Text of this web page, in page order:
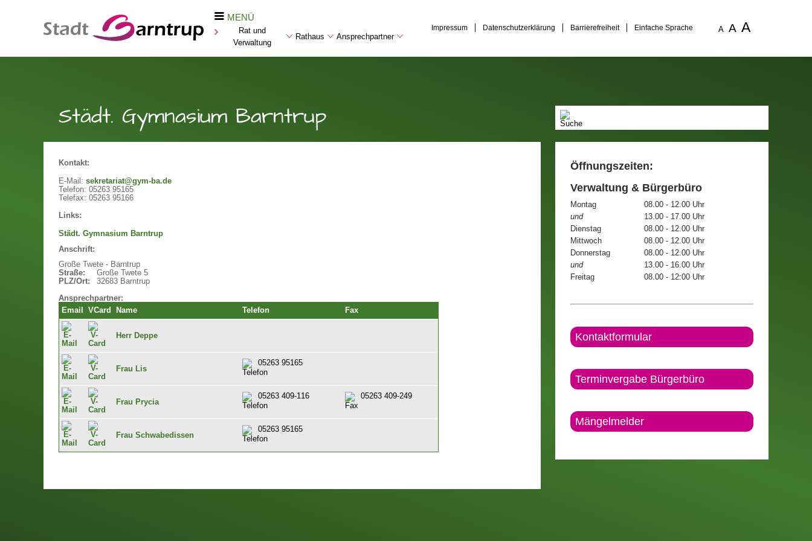
MENÜ
Rat und
Verwaltung
Rathaus Ansprechpartner
Impressum Datenschutzerklärung Barrierefreiheit Einfache Sprache A A A
Städt. Gymnasium Barntrup
Kontakt:
E-Mail: sekretariat@gym-ba.de
Telefon: 05263 95165
Telefax: 05263 95166
Links:
Städt. Gymnasium Barntrup
Anschrift:
Große Twete - Barntrup
Straße:
Große Twete 5
PLZ/Ort:
32683 Barntrup
Ansprechpartner:
Email
VCard Name Telefon Fax
Herr Deppe
Frau Lis
05263 95165
Frau Prycia
05263 409-116 05263 409-249
Frau Schwabedissen
05263 95165
Öffnungszeiten:
Verwaltung & Bürgerbüro
Montag
08.00 - 12.00 Uhr
und
13.00 - 17.00 Uhr
Dienstag
08.00 - 12.00 Uhr
Mittwoch
08.00 - 12.00 Uhr
Donnerstag
08.00 - 12.00 Uhr
und
13.00 - 16.00 Uhr
Freitag
08.00 - 12:00 Uhr
Kontaktformular
Terminvergabe Bürgerbüro
Mängelmelder